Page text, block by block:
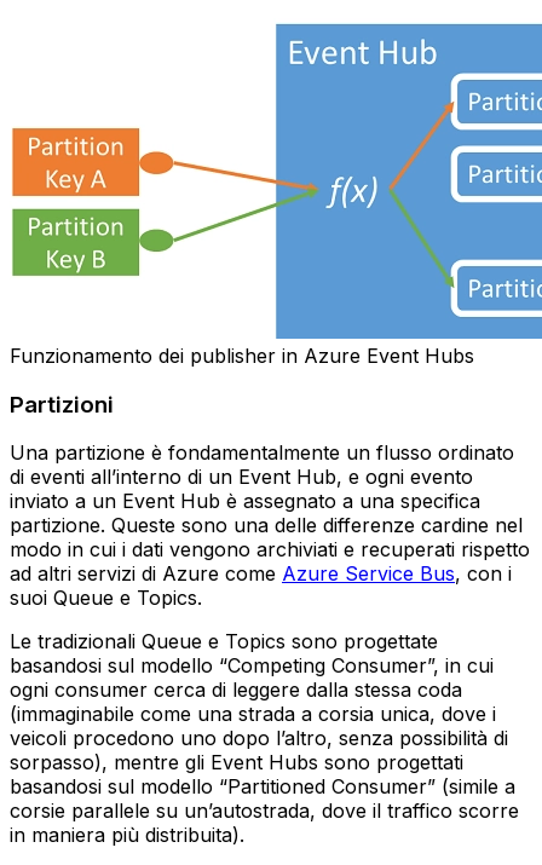
Funzionamento dei publisher in Azure Event Hubs
Partizioni
Una partizione è fondamentalmente un flusso ordinato
di eventi all’interno di un Event Hub, e ogni evento
inviato a un Event Hub è assegnato a una specifica
partizione. Queste sono una delle differenze cardine nel
modo in cui i dati vengono archiviati e recuperati rispetto
ad altri servizi di Azure come Azure Service Bus, con i
suoi Queue e Topics.
Le tradizionali Queue e Topics sono progettate
basandosi sul modello “Competing Consumer”, in cui
ogni consumer cerca di leggere dalla stessa coda
(immaginabile come una strada a corsia unica, dove i
veicoli procedono uno dopo l’altro, senza possibilità di
sorpasso), mentre gli Event Hubs sono progettati
basandosi sul modello “Partitioned Consumer” (simile a
corsie parallele su un’autostrada, dove il traffico scorre
in maniera più distribuita).